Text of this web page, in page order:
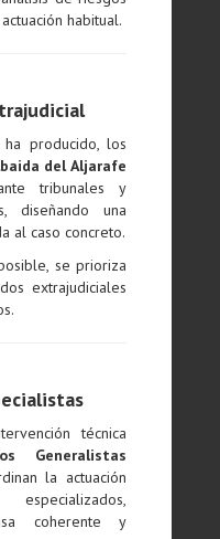
habitual.
producido, los
del Aljarafe
tribunales y
diseñando una
al caso concreto.
se prioriza
extrajudiciales
técnica
Generalistas
la actuación
coherente y